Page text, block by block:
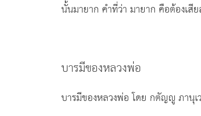
นั้นมายาก คำที่ว่า มายาก คือต้องเสี
บารมีของหลวงพ่อ
บารมีของหลวงพ่อ โดย กตัญญู ภานุ